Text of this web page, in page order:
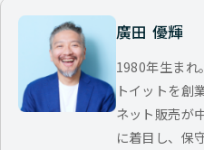
廣田 優輝
1980年生まれ
トイットを創
ネット販売が
に着目し、保